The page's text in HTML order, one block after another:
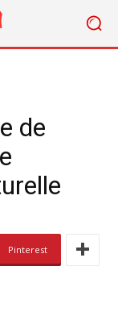
de
Pinterest